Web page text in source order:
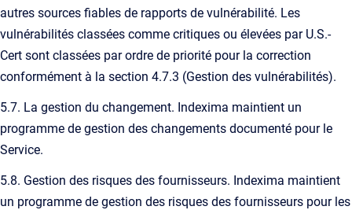
autres sources fiables de rapports de vulnérabilité. Les
vulnérabilités classées comme critiques ou élevées par U.S.-
Cert sont classées par ordre de priorité pour la correction
conformément à la section 4.7.3 (Gestion des vulnérabilités).
5.7. La gestion du changement. Indexima maintient un
programme de gestion des changements documenté pour le
Service.
5.8. Gestion des risques des fournisseurs. Indexima maintient
un programme de gestion des risques des fournisseurs pour les